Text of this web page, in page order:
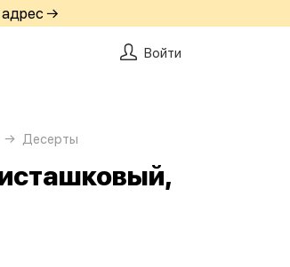
адрес →
Войти
Десерты